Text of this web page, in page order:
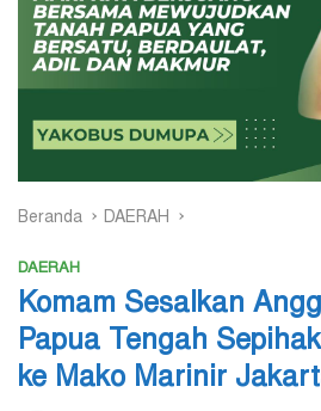
Beranda DAERAH
DAERAH
Komam Sesalkan
Papua Tengah
ke Mako Marinir